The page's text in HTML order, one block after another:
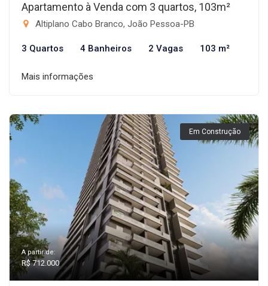
Apartamento à Venda com 3 quartos, 103m²
Altiplano Cabo Branco, João Pessoa-PB
3 Quartos 4 Banheiros 2 Vagas 103 m²
Mais informações
Em Construção
A partir de:
R$ 712.000